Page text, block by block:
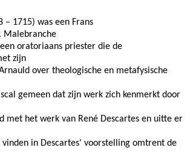
– 1715) was een Frans
Malebranche
oratoriaans priester die de
zijn
over theologische en metafysische
gemeen dat zijn werk zich kenmerkt door
met het werk van René Descartes en uitte er
vinden in Descartes' voorstelling omtrent de